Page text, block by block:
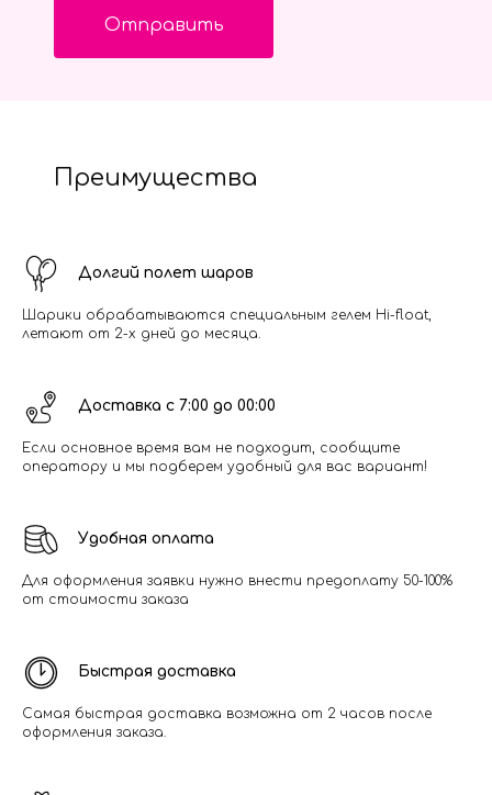
Отправить
Преимущества
Долгий полет шаров
Шарики обрабатываются специальным гелем Hi-float,
летают от 2-х дней до месяца.
Доставка с 7:00 до 00:00
Если основное время вам не подходит, сообщите
оператору и мы подберем удобный для вас вариант!
Удобная оплата
Для оформления заявки нужно внести предоплату 50-100%
от стоимости заказа
Быстрая доставка
Самая быстрая доставка возможна от 2 часов после
оформления заказа.